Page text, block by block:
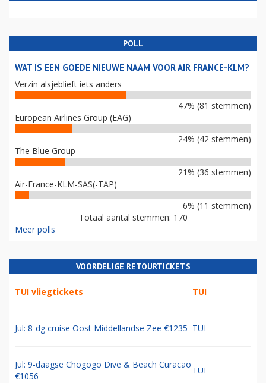
POLL
WAT IS EEN GOEDE NIEUWE NAAM VOOR AIR FRANCE-KLM?
Verzin alsjeblieft iets anders
47% (81 stemmen)
European Airlines Group (EAG)
24% (42 stemmen)
The Blue Group
21% (36 stemmen)
Air-France-KLM-SAS(-TAP)
6% (11 stemmen)
Totaal aantal stemmen: 170
Meer polls
VOORDELIGE RETOURTICKETS
TUI vliegtickets TUI
Jul: 8-dg cruise Oost Middellandse Zee €1235 TUI
Jul: 9-daagse Chogogo Dive & Beach Curacao
€1056
TUI